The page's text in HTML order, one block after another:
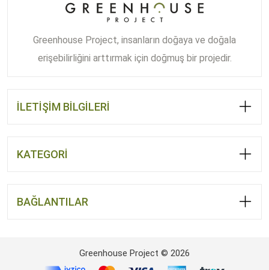
Greenhouse Project, insanların doğaya ve doğala
erişebilirliğini arttırmak için doğmuş bir projedir.
İLETİŞİM BİLGİLERİ
KATEGORİ
BAĞLANTILAR
Greenhouse Project © 2026